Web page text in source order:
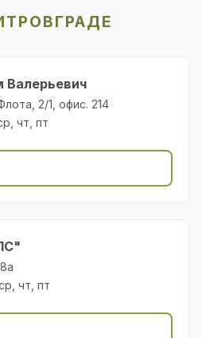
2/1, офис. 214
чт, пт
чт, пт